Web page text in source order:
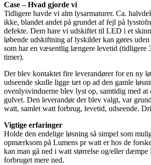
Case – Hvad gjorde vi
Tidligere havde vi alm lysarmaturer. Ca.
ikke, blandet andet på grundet af fejl på
defekte. Dem hare vi udskiftet til LED i et
løbende udskiftning af lyskilder kan gøres
som har en væsentlig længere levetid (tidligere
timer).
Der blev kontaktet fire leverandører for en ny
udseende skulle ligge tæt op ad den gamle
ovenlysvinduerne blev lyst op, samtidig med at
gulvet. Den leverandør der blev valgt, var
watt, samlet watt forbrug, levetid, udseende.
Vigtige erfaringer
Holde den endelige løsning så simpel som
opmærksom på Lumens pr watt er hos de
kan man gå ned i watt størrelse og/eller dæmpe
forbruget mere ned.